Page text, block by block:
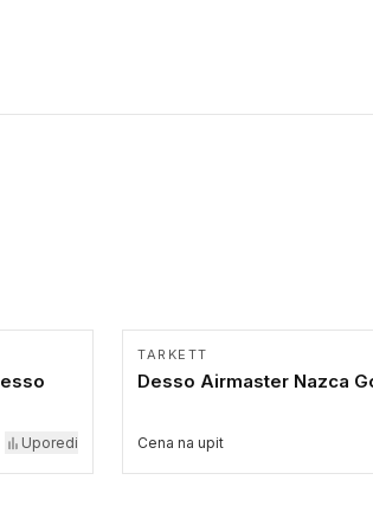
Uporedi
TARKETT
Desso Airmaster Nazca
Cena na upit